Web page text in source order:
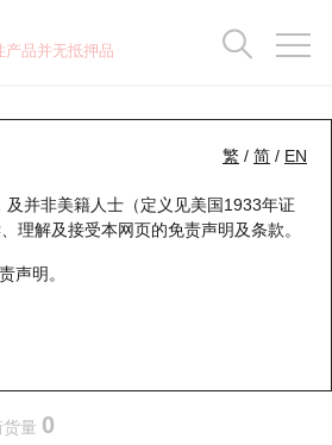
产品并无抵押品
繁 / 简 / EN
并非美籍人士（定义见美国1933年证
理解及接受本网页的免责声明及条款。
声明。
9926 康方生物－Ｂ
货量 0